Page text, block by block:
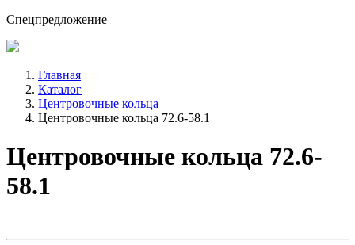
Спецпредложение
Главная
Каталог
Центровочные кольца
Центровочные кольца 72.6-58.1
Центровочные кольца 72.6-
58.1